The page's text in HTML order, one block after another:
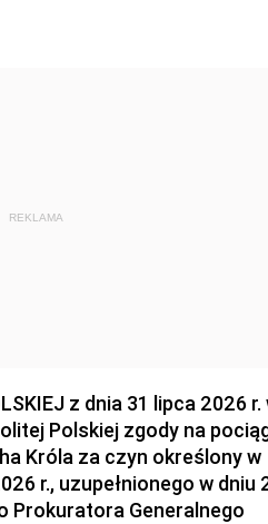
REKLAMA
z dnia 31 lipca 2026 r.
Polskiej zgody na
Króla za czyn określony w
r., uzupełnionego w dniu
Prokuratora Generalnego